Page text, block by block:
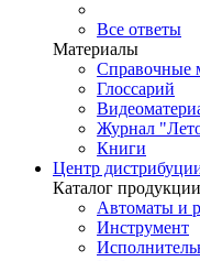
Все ответы
Материалы
Справочные
Глоссарий
Журнал
Книги
Центр
Каталог продукции
Автоматы и
Инструмент